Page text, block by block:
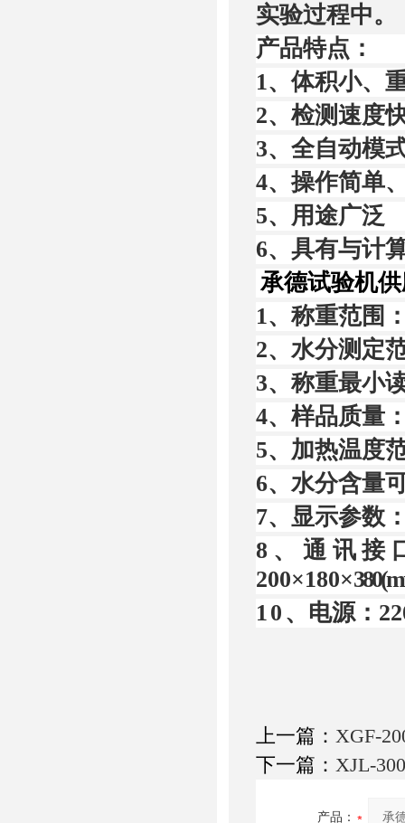
实验过程中。
产品特点：
1、体积小、
2、检测速度
3、全自动模
4、操作简单
5、用途广泛
6、具有与计
承德试验机
1、称重范围
2、水分测定
3、称重最小
4、样品质量
5、加热温度
6、水分含量
7、显示参数
8 、通讯接
200×180×
10 、电源：
上一篇： XGF-
下一篇： XJL-
产品：